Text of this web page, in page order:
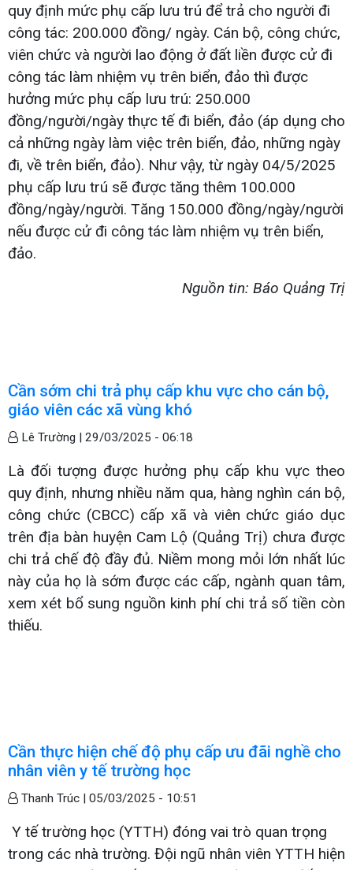
quy định mức phụ cấp lưu trú để trả cho người đi
công tác: 200.000 đồng/ ngày. Cán bộ, công chức,
viên chức và người lao động ở đất liền được cử đi
công tác làm nhiệm vụ trên biển, đảo thì được
hưởng mức phụ cấp lưu trú: 250.000
đồng/người/ngày thực tế đi biển, đảo (áp dụng cho
cả những ngày làm việc trên biển, đảo, những ngày
đi, về trên biển, đảo). Như vậy, từ ngày 04/5/2025
phụ cấp lưu trú sẽ được tăng thêm 100.000
đồng/ngày/người. Tăng 150.000 đồng/ngày/người
nếu được cử đi công tác làm nhiệm vụ trên biển,
đảo.
Nguồn tin: Báo Quảng Trị
Cần sớm chi trả phụ cấp khu vực cho cán bộ,
giáo viên các xã vùng khó
Lê Trường | 29/03/2025 - 06:18
Là đối tượng được hưởng phụ cấp khu vực theo
quy định, nhưng nhiều năm qua, hàng nghìn cán bộ,
công chức (CBCC) cấp xã và viên chức giáo dục
trên địa bàn huyện Cam Lộ (Quảng Trị) chưa được
chi trả chế độ đầy đủ. Niềm mong mỏi lớn nhất lúc
này của họ là sớm được các cấp, ngành quan tâm,
xem xét bổ sung nguồn kinh phí chi trả số tiền còn
thiếu.
Cần thực hiện chế độ phụ cấp ưu đãi nghề cho
nhân viên y tế trường học
Thanh Trúc | 05/03/2025 - 10:51
Y tế trường học (YTTH) đóng vai trò quan trọng
trong các nhà trường. Đội ngũ nhân viên YTTH hiện